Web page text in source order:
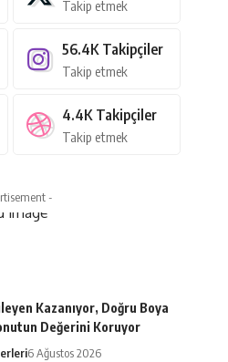
Takip etmek
56.4K Takipçiler
Takip etmek
4.4K Takipçiler
Takip etmek
-
Kazanıyor, Doğru Boya
Değerini Koruyor
6 Ağustos 2026